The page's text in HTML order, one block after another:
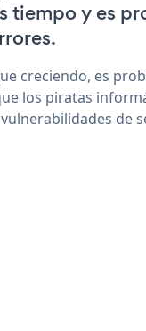
tiempo y es
creciendo, es
los piratas
de